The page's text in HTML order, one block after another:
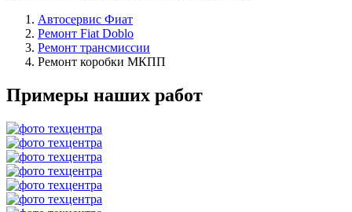
Автосервис Фиат
Ремонт Fiat Doblo
Ремонт трансмиссии
Ремонт коробки МКПП
Примеры наших работ